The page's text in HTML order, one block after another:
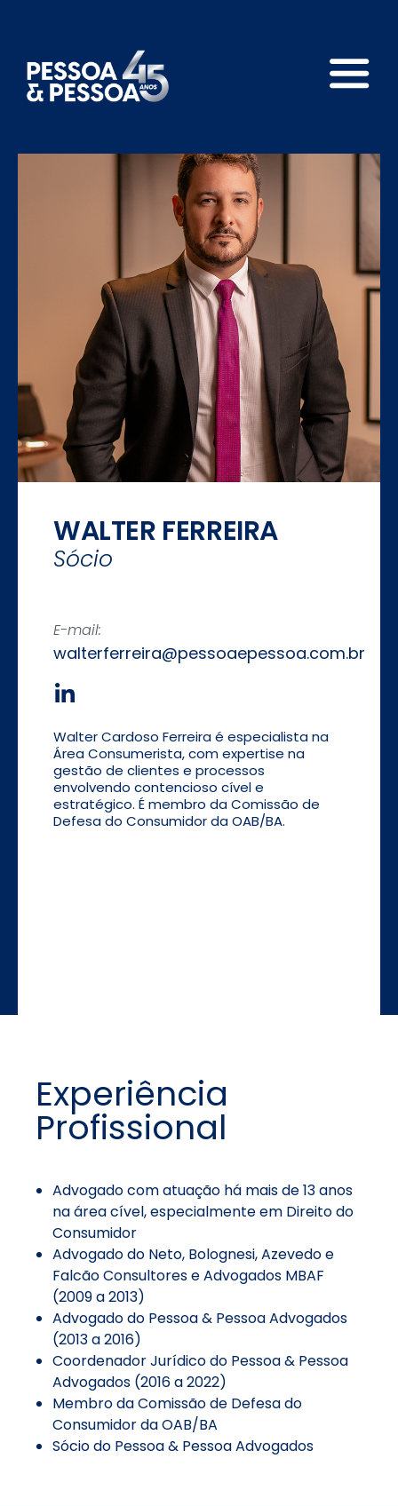
WALTER FERREIRA
Sócio
E-mail:
walterferreira@pessoaepessoa.com.br
Walter Cardoso Ferreira é especialista na
Área Consumerista, com expertise na
gestão de clientes e processos
envolvendo contencioso cível e
estratégico. É membro da Comissão de
Defesa do Consumidor da OAB/BA.
Experiência
Profissional
Advogado com atuação há mais de 13 anos
na área cível, especialmente em Direito do
Consumidor
Advogado do Neto, Bolognesi, Azevedo e
Falcão Consultores e Advogados MBAF
(2009 a 2013)
Advogado do Pessoa & Pessoa Advogados
(2013 a 2016)
Coordenador Jurídico do Pessoa & Pessoa
Advogados (2016 a 2022)
Membro da Comissão de Defesa do
Consumidor da OAB/BA
Sócio do Pessoa & Pessoa Advogados